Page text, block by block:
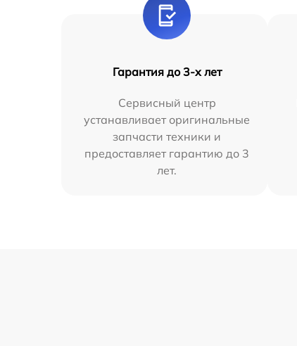
Гарантия до 3-х лет
Сервисный центр
устанавливает оригинальные
запчасти техники и
предоставляет гарантию до 3
лет.